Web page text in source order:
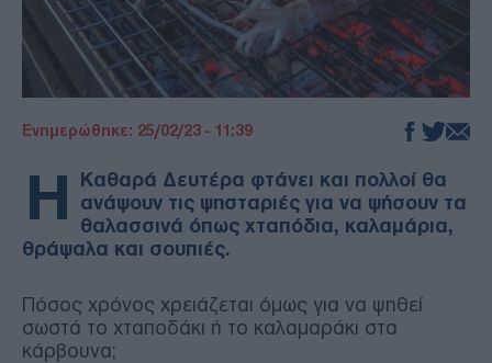
Ενημερώθηκε: 25/02/23 - 11:39
Η
Καθαρά Δευτέρα φτάνει και πολλοί θα
ανάψουν τις ψησταριές για να ψήσουν τα
θαλασσινά όπως χταπόδια, καλαμάρια,
θράψαλα και σουπιές.
Πόσος χρόνος χρειάζεται όμως για να ψηθεί
σωστά το χταποδάκι ή το καλαμαράκι στα
κάρβουνα;